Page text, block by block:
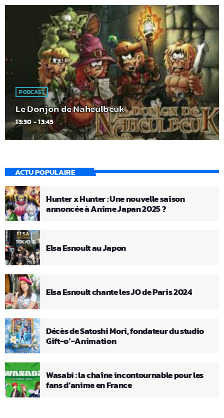
PODCAST
Le Donjon de Naheulbeuk
13:30 - 13:45
ACTU POPULAIRE
Hunter x Hunter : Une nouvelle saison
annoncée à Anime Japan 2025 ?
Elsa Esnoult au Japon
Elsa Esnoult chante les JO de Paris 2024
Décès de Satoshi Mori, fondateur du studio
Gift-o’-Animation
Wasabi : la chaîne incontournable pour les
fans d’anime en France